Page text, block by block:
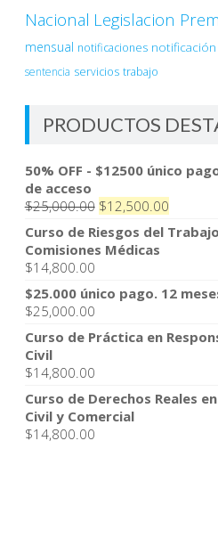
Nacional Legislacion
mensual notificaciones notificación
sentencia servicios trabajo
PRODUCTOS
50% OFF - $12500 único
de acceso
$25,000.00 El
precio
original
era:
$12,500.00El
precio
actual
Curso de Riesgos del
Comisiones Médicas
$14,800.00
$25.000 único pago. 12
$25,000.00
Curso de Práctica en
Civil
$14,800.00
Curso de Derechos Reales
Civil y Comercial
$14,800.00